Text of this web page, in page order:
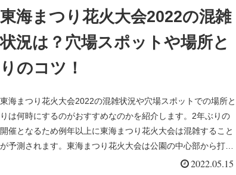
東海まつり花火大会2022の混雑
状況は？穴場スポットや場所と
りのコツ！
東海まつり花火大会2022の混雑状況や穴場スポットでの場所と
りは何時にするのがおすすめなのかを紹介します。2年ぶりの
開催となるため例年以上に東海まつり花火大会は混雑すること
が予測されます。東海まつり花火大会は公園の中心部から打ち
上げられるため穴場スポットも多数あります。是非このブログ
2022.05.15